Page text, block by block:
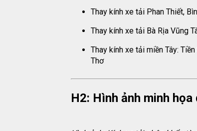
Thay kính xe tải Phan Thiết,
Thay kính xe tải Bà Rịa Vũng
Thay kính xe tải miền Tây:
Thơ
H2: Hình ảnh minh họa